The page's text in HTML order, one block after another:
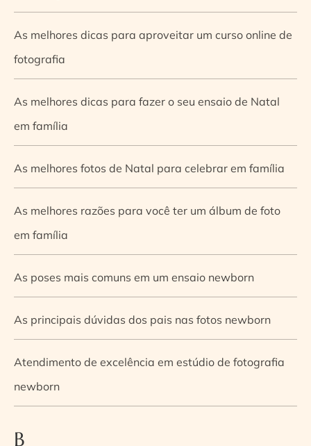
As melhores dicas para aproveitar um curso online de
fotografia
As melhores dicas para fazer o seu ensaio de Natal
em família
As melhores fotos de Natal para celebrar em família
As melhores razões para você ter um álbum de foto
em família
As poses mais comuns em um ensaio newborn
As principais dúvidas dos pais nas fotos newborn
Atendimento de excelência em estúdio de fotografia
newborn
B